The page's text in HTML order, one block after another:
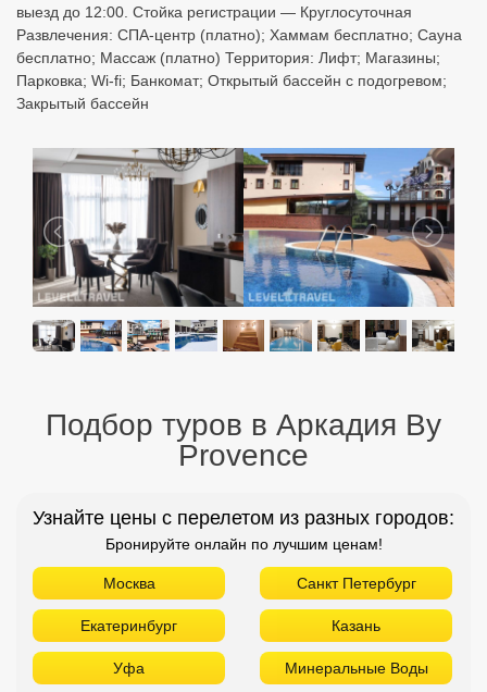
выезд до 12:00. Стойка регистрации — Круглосуточная
Развлечения: СПА-центр (платно); Хаммам бесплатно; Сауна
бесплатно; Массаж (платно) Территория: Лифт; Магазины;
Парковка; Wi-fi; Банкомат; Открытый бассейн с подогревом;
Закрытый бассейн
Подбор туров в Аркадия By
Provence
Узнайте цены с перелетом из разных городов:
Бронируйте онлайн по лучшим ценам!
Москва Санкт Петербург
Екатеринбург Казань
Уфа Минеральные Воды